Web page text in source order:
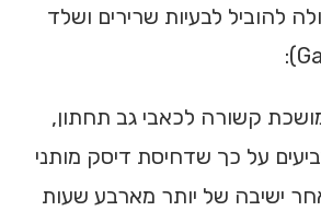
להוביל לבעיות שרירים ושלד
קשורה לכאבי גב תחתון,
על כך שדחיסת דיסק מותני
ישיבה של יותר מארבע שעות